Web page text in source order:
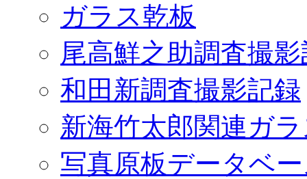
ガラス乾板
尾高鮮之助調査撮
和田新調査撮影記録
新海竹太郎関連ガ
写真原板データベ